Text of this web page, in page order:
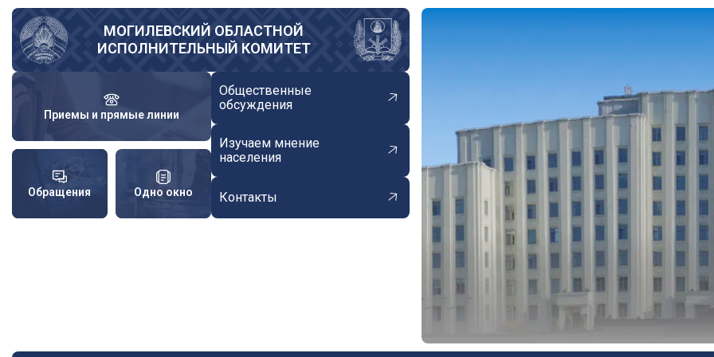
Перейти
основному
содержанию
МОГИЛЕВСКИЙ ОБЛАСТНОЙ
ИСПОЛНИТЕЛЬНЫЙ КОМИТЕТ
Приемы и прямые линии
Обращения Одно окно
Общественные
обсуждения
Изучаем мнение
населения
Контакты